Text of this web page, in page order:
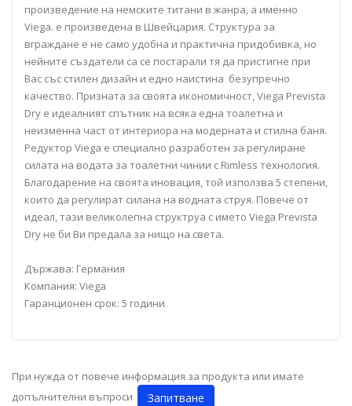
произведение на немските титани в жанра, а именно
Viega. е произведена в Швейцария. Структура за
вграждане e не само удобна и практична придобивка, но
нейните създатели са се постарали тя да пристигне при
Вас със стилен дизайн и едно наистина безупречно
качество. Призната за своята икономичност, Viega Prevista
Dry е идеалният спътник на всяка една тоалетна и
неизменна част от интериора на модерната и стилна баня.
Редуктор Viega e специално разработен за регулиране
силата на водата за тоалетни чинии с Rimless технология.
Благодарение на своята иновация, той използва 5 степени,
които да регулират силана на водната струя. Повече от
идеал, тази великолепна структруа с името Viega Prevista
Dry не би Ви предала за нищо на света.
Държава: Германия
Компания: Viega
Гаранционен срок: 5 години
При нужда от повече информация за продукта или имате
допълнителни въпроси
Запитване